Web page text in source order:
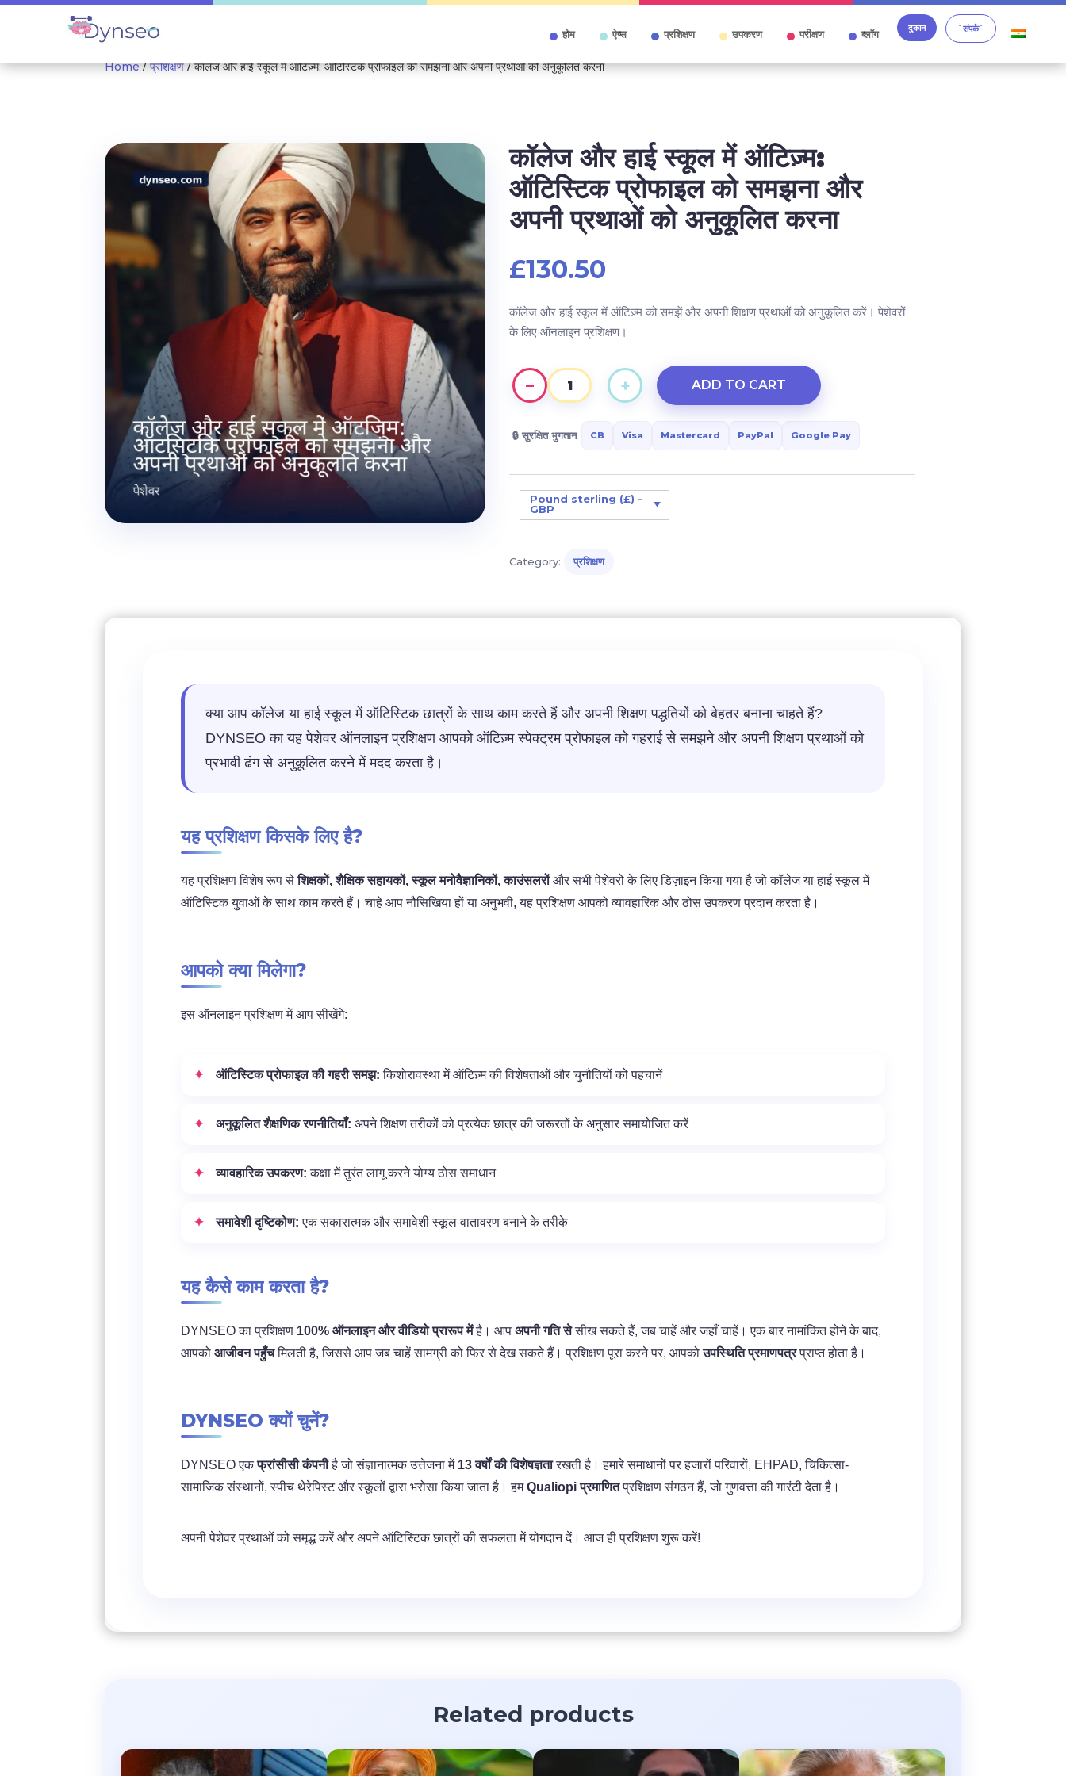
होम ऐप्स प्रशिक्षण उपकरण परीक्षण ब्लॉग दुकान `संपर्क`
Home/प्रशिक्षण/ कॉलेज और हाई स्कूल में ऑटिज़्म: ऑटिस्टिक प्रोफाइल को समझना और अपनी प्रथाओं को अनुकूलित करना
कॉलेज और हाई स्कूल में ऑटिज़्म:
ऑटिस्टिक प्रोफाइल को समझना और
अपनी प्रथाओं को अनुकूलित करना
£130.50
कॉलेज और हाई स्कूल में ऑटिज़्म को समझें और अपनी शिक्षण प्रथाओं को अनुकूलित करें। पेशेवरों
के लिए ऑनलाइन प्रशिक्षण।
−
कॉलेज
हाई
में
ऑटिज़्म:
समझना
quantity
+ ADD TO CART
🔒 सुरक्षित भुगतान CB Visa Mastercard PayPal Google Pay
Pound sterling (£) -
GBP
Category: प्रशिक्षण
क्या आप कॉलेज या हाई स्कूल में ऑटिस्टिक छात्रों के साथ काम करते हैं और अपनी शिक्षण पद्धतियों को बेहतर बनाना चाहते हैं?
DYNSEO का यह पेशेवर ऑनलाइन प्रशिक्षण आपको ऑटिज़्म स्पेक्ट्रम प्रोफाइल को गहराई से समझने और अपनी शिक्षण प्रथाओं को
प्रभावी ढंग से अनुकूलित करने में मदद करता है।
यह प्रशिक्षण किसके लिए है?
यह प्रशिक्षण विशेष रूप सेशिक्षकों, शैक्षिक सहायकों, स्कूल मनोवैज्ञानिकों, काउंसलरोंऔर सभी पेशेवरों के लिए डिज़ाइन किया गया है जो कॉलेज या हाई स्कूल में
ऑटिस्टिक युवाओं के साथ काम करते हैं। चाहे आप नौसिखिया हों या अनुभवी, यह प्रशिक्षण आपको व्यावहारिक और ठोस उपकरण प्रदान करता है।
आपको क्या मिलेगा?
इस ऑनलाइन प्रशिक्षण में आप सीखेंगे:
ऑटिस्टिक प्रोफाइल की गहरी समझ: किशोरावस्था में ऑटिज़्म की विशेषताओं और चुनौतियों को पहचानें
अनुकूलित शैक्षणिक रणनीतियाँ: अपने शिक्षण तरीकों को प्रत्येक छात्र की जरूरतों के अनुसार समायोजित करें
व्यावहारिक उपकरण: कक्षा में तुरंत लागू करने योग्य ठोस समाधान
समावेशी दृष्टिकोण: एक सकारात्मक और समावेशी स्कूल वातावरण बनाने के तरीके
यह कैसे काम करता है?
DYNSEO का प्रशिक्षण 100% ऑनलाइन और वीडियो प्रारूप मेंहै। आप अपनी गति सेसीख सकते हैं, जब चाहें और जहाँ चाहें। एक बार नामांकित होने के बाद,
आपको आजीवन पहुँचमिलती है, जिससे आप जब चाहें सामग्री को फिर से देख सकते हैं। प्रशिक्षण पूरा करने पर, आपकोउपस्थिति प्रमाणपत्रप्राप्त होता है।
DYNSEO क्यों चुनें?
DYNSEO एकफ्रांसीसी कंपनीहै जो संज्ञानात्मक उत्तेजना में 13 वर्षों की विशेषज्ञतारखती है। हमारे समाधानों पर हजारों परिवारों, EHPAD, चिकित्सा-
सामाजिक संस्थानों, स्पीच थेरेपिस्ट और स्कूलों द्वारा भरोसा किया जाता है। हमQualiopi प्रमाणितप्रशिक्षण संगठन हैं, जो गुणवत्ता की गारंटी देता है।
अपनी पेशेवर प्रथाओं को समृद्ध करें और अपने ऑटिस्टिक छात्रों की सफलता में योगदान दें। आज ही प्रशिक्षण शुरू करें!
Related products